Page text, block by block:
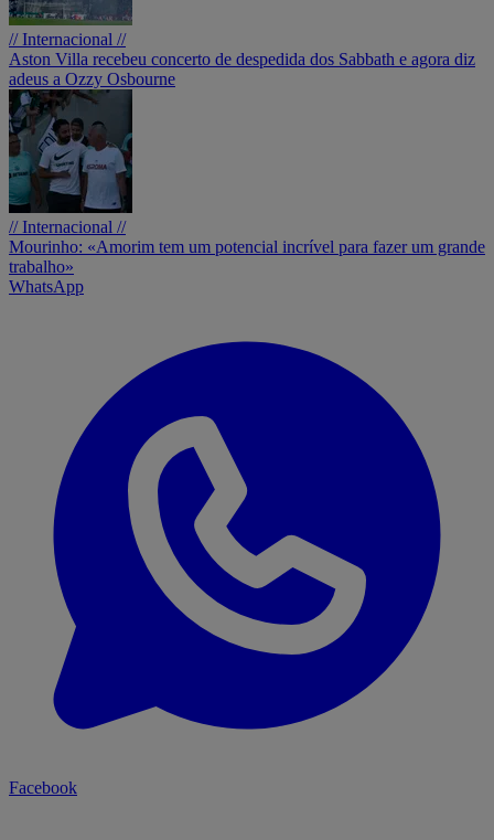
// Internacional //
Aston Villa recebeu concerto de despedida dos Sabbath e agora diz
adeus a Ozzy Osbourne
// Internacional //
Mourinho: «Amorim tem um potencial incrível para fazer um grande
trabalho»
WhatsApp
Facebook